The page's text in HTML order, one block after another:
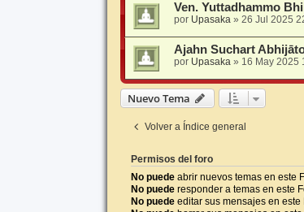
Ven. Yuttadhammo
por Upasaka» 26 Jul 2025
Ajahn Suchart
por Upasaka» 16 May 2025
Nuevo Tema
Volver a Índice general
Permisos del foro
No puedeabrir nuevos temas en este
No puederesponder a temas en este
No puedeeditar sus mensajes en este